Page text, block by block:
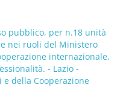
pubblico, per n.18 unità
nei ruoli del Ministero
internazionale,
- Lazio -
della Cooperazione